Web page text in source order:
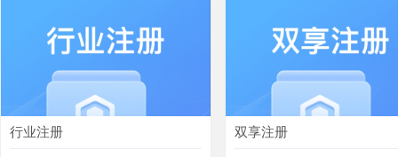
行业注册 双享注册